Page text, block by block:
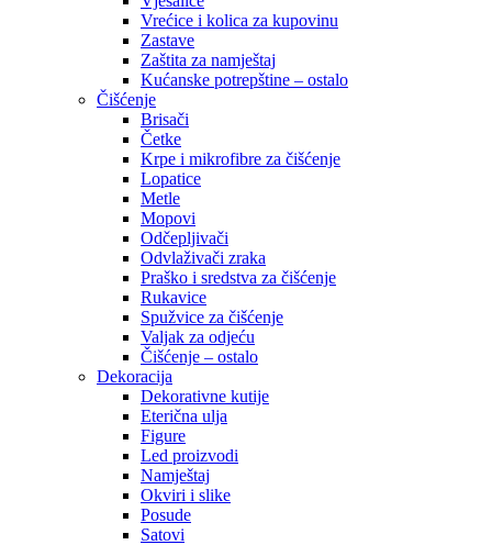
Vrećice i kolica za kupovinu
Zastave
Zaštita za namještaj
Kućanske potrepštine – ostalo
Čišćenje
Brisači
Četke
Krpe i mikrofibre za čišćenje
Lopatice
Metle
Mopovi
Odčepljivači
Odvlaživači zraka
Praško i sredstva za čišćenje
Rukavice
Spužvice za čišćenje
Valjak za odjeću
Čišćenje – ostalo
Dekoracija
Dekorativne kutije
Eterična ulja
Figure
Led proizvodi
Namještaj
Okviri i slike
Posude
Satovi